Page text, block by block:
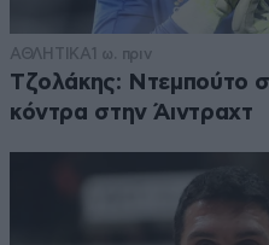
ΑΘΛΗΤΙΚΑ1 ω. πριν
Τζολάκης: Ντεμπούτο
κόντρα στην Άιντραχτ